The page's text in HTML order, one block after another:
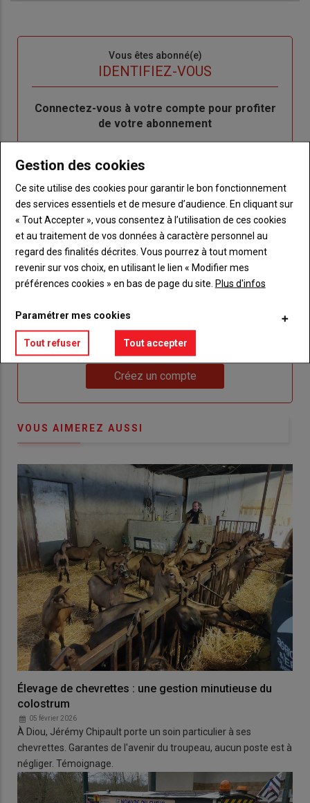
Vous êtes abonné(e)
IDENTIFIEZ-VOUS
Body
Connectez-vous à votre compte pour profiter
de votre abonnement
"Créer
un
nouveau
compte"
Lien
"Réinitialiser
votre
mot
passe"
Réinitialiser votre mot de passe
Lien
"Je
me
connecte"
Je me connecte
Sous-
titre
Vous n'êtes pas abonné(e)
TITRE CRÉEZ UN COMPTE
BodyChoisissez votre formule et créez votre
compte pour accéder à tout {nom-site}.
Créez un compte
VOUS AIMEREZ AUSSI
Élevage de chevrettes : une gestion minutieuse du
colostrum
05 février 2026
À Diou, Jérémy Chipault porte un soin particulier à ses
chevrettes. Garantes de l'avenir du troupeau, aucun poste est à
négliger. Témoignage.
Gestion des cookies
Ce site utilise des cookies pour garantir le bon fonctionnement
des services essentiels et de mesure d’audience. En cliquant sur
« Tout Accepter », vous consentez à l’utilisation de ces cookies
et au traitement de vos données à caractère personnel au
regard des finalités décrites. Vous pourrez à tout moment
revenir sur vos choix, en utilisant le lien « Modifier mes
préférences cookies » en bas de page du site. Plus d'infos
Paramétrer mes cookies
Tout refuser Tout accepter